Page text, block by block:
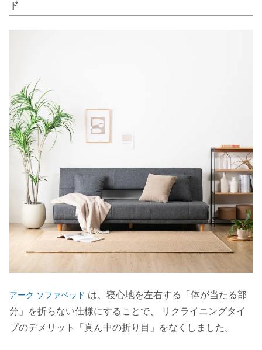
ド
アーク ソファベッド は、寝心地を左右する「体が当たる部
分」を折らない仕様にすることで、 リクライニングタイ
プのデメリット「真ん中の折り目」をなくしました。